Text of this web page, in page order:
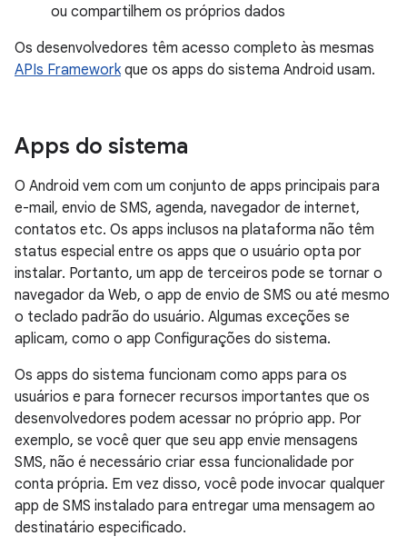
ou compartilhem os próprios dados
Os desenvolvedores têm acesso completo às mesmas
APIs Frameworkque os apps do sistema Android usam.
Apps do sistema
O Android vem com um conjunto de apps principais para
e-mail, envio de SMS, agenda, navegador de internet,
contatos etc. Os apps inclusos na plataforma não têm
status especial entre os apps que o usuário opta por
instalar. Portanto, um app de terceiros pode se tornar o
navegador da Web, o app de envio de SMS ou até mesmo
o teclado padrão do usuário. Algumas exceções se
aplicam, como o app Configurações do sistema.
Os apps do sistema funcionam como apps para os
usuários e para fornecer recursos importantes que os
desenvolvedores podem acessar no próprio app. Por
exemplo, se você quer que seu app envie mensagens
SMS, não é necessário criar essa funcionalidade por
conta própria. Em vez disso, você pode invocar qualquer
app de SMS instalado para entregar uma mensagem ao
destinatário especificado.